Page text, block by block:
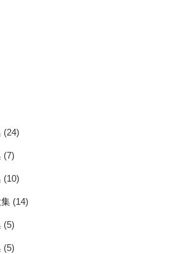
(24)
(7)
(10)
(14)
(5)
(5)